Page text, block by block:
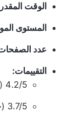
الوقت
المستوى
عدد
التقييمات:
4.2/5 (أمازون)
3.7/5 (جودريدز)